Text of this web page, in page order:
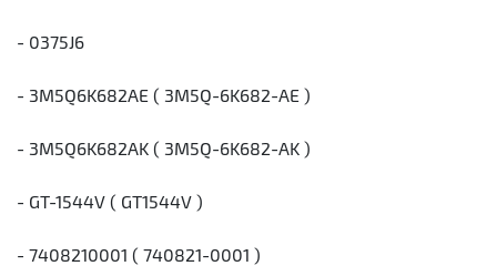
- 0375J6
- 3M5Q6K682AE ( 3M5Q-6K682-AE )
- 3M5Q6K682AK ( 3M5Q-6K682-AK )
- GT-1544V ( GT1544V )
- 7408210001 ( 740821-0001 )